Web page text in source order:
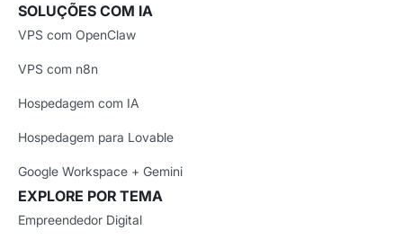
SOLUÇÕES COM IA
VPS com OpenClaw
VPS com n8n
Hospedagem com IA
Hospedagem para Lovable
Google Workspace + Gemini
EXPLORE POR TEMA
Empreendedor Digital